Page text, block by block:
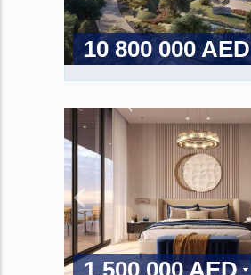
10 800 000 AED
1 500 000 AED